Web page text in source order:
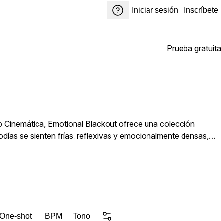
Iniciar sesión Inscríbete
Prueba gratuita
Emotional Blackout ofrece una colección
se sienten frías, reflexivas y emocionalmente densas,
ricos detalles tonales que crean una sensación de
listas para inspirar, hechas para contar historias, dolor,
shot BPM Tono